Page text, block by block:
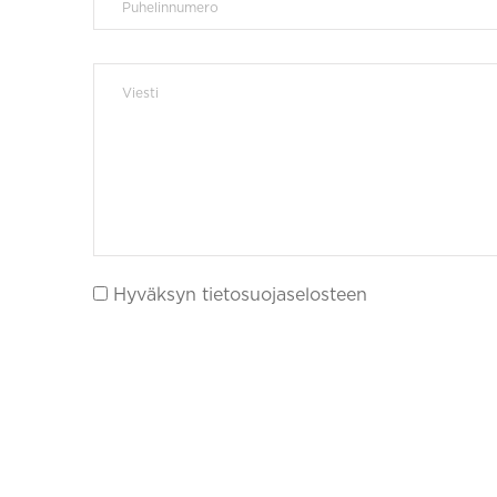
Hyväksyn tietosuojaselosteen